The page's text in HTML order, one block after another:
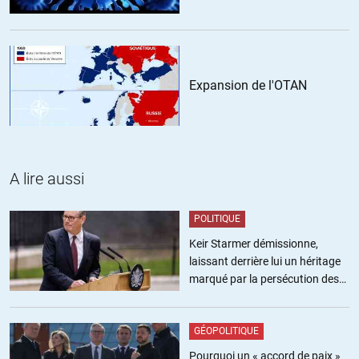
Kinsibba/Castello Road voir Al-Bab.
+4 ALERTER
ROUGE VIF//18.02.2016 à 21h54
Cher zebre vous vous meprenez tout come l’Expert
Etat syrien dans ces frontieres
Sykes Picot
de la Syrie
pour constituer un Sunnistan le Syrak sous domination Us et
controle turquo Saoudien
dans les zones les plus petroliferes
Les combats vont donc s’intensifier DES AUJOURD’HUI sur
Raqqa et Deir Zor pour contrarier definitivement les projets Us et
le temps presse au regard des projets de mobilisation turco
saoudien au soutien militaire direct de l EI sous ombrelle Us
Expansion de l'OTAN
A lire aussi
POLITIQUE
Keir Starmer démissionne,
laissant derrière lui un héritage
marqué par la persécution des
GÉOPOLITIQUE
Pourquoi un « accord de paix »